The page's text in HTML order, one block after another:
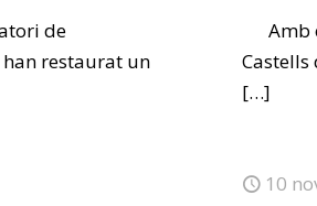
de
han restaurat un
Amb
Castells
[…]
10